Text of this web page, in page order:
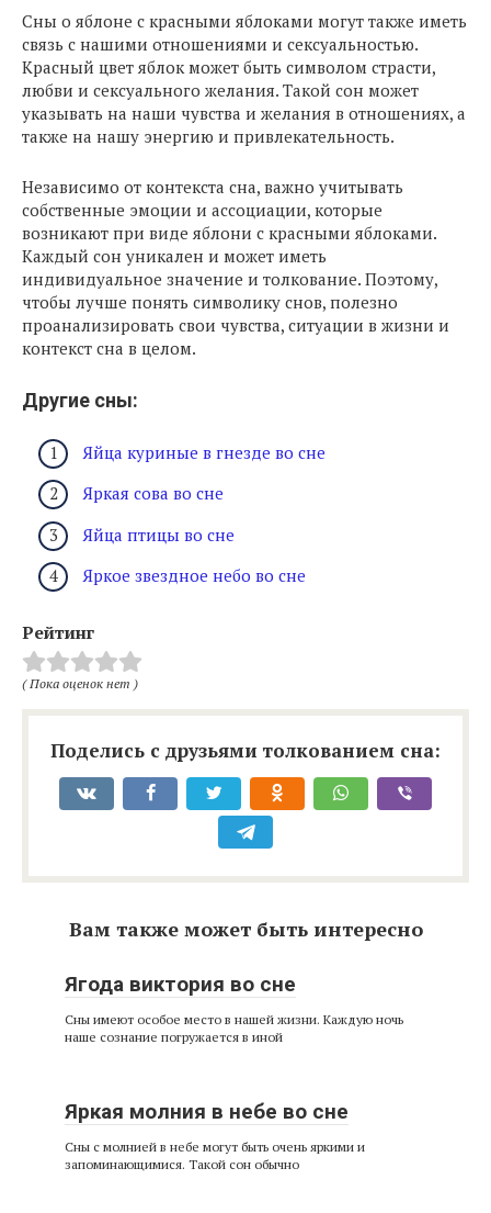
Сны о яблоне с красными яблоками могут также иметь
связь с нашими отношениями и сексуальностью.
Красный цвет яблок может быть символом страсти,
любви и сексуального желания. Такой сон может
указывать на наши чувства и желания в отношениях, а
также на нашу энергию и привлекательность.
Независимо от контекста сна, важно учитывать
собственные эмоции и ассоциации, которые
возникают при виде яблони с красными яблоками.
Каждый сон уникален и может иметь
индивидуальное значение и толкование. Поэтому,
чтобы лучше понять символику снов, полезно
проанализировать свои чувства, ситуации в жизни и
контекст сна в целом.
Другие сны:
Яйца куриные в гнезде во сне
Яркая сова во сне
Яйца птицы во сне
Яркое звездное небо во сне
Рейтинг
( Пока оценок нет )
Поделись с друзьями толкованием сна:
Вам также может быть интересно
Ягода виктория во сне
Сны имеют особое место в нашей жизни. Каждую ночь
наше сознание погружается в иной
Яркая молния в небе во сне
Сны с молнией в небе могут быть очень яркими и
запоминающимися. Такой сон обычно